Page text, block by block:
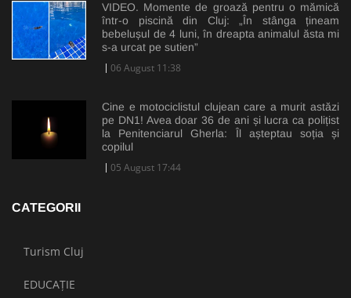
VIDEO. Momente de groază pentru o mămică
într-o piscină din Cluj: „În stânga țineam
bebelușul de 4 luni, în dreapta animalul ăsta mi
s-a urcat pe sutien”
06 August 11:38
Cine e motociclistul clujean care a murit astăzi
pe DN1! Avea doar 36 de ani și lucra ca polițist
la Penitenciarul Gherla: Îl așteptau soția și
copilul
05 August 17:44
CATEGORII
Turism Cluj
EDUCAȚIE